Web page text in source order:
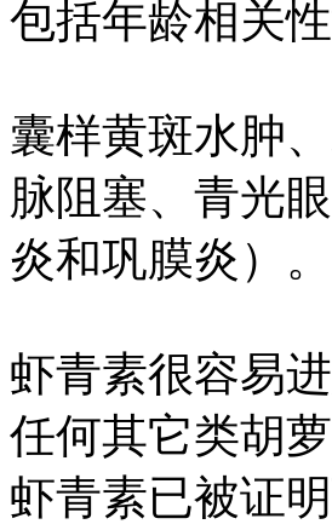
包括年龄相关
囊样黄斑水肿
脉阻塞、青光
炎和巩膜炎）。
虾青素很容易
任何其它类胡
虾青素已被证